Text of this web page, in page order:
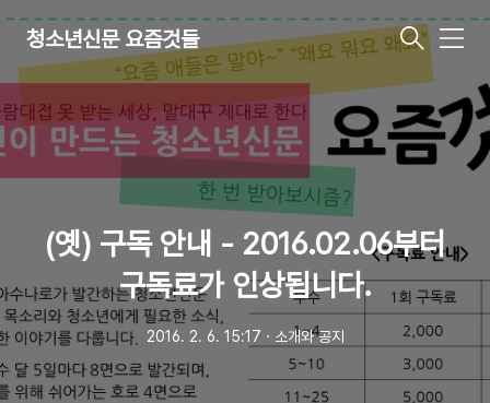
청소년신문 요즘것들
메
(옛) 구독 안내 - 2016.02.06부터
구독료가 인상됩니다.
2016. 2. 6. 15:17 ㆍ 소개와 공지